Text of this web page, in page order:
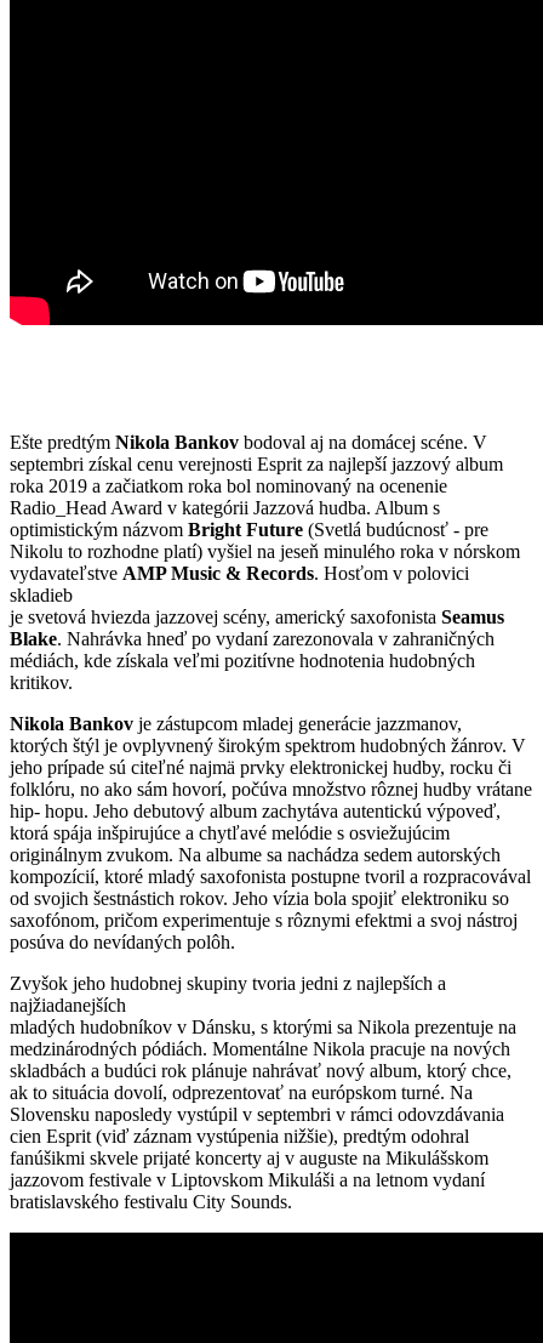
Ešte predtým Nikola Bankov bodoval aj na domácej scéne. V
septembri získal cenu verejnosti Esprit za najlepší jazzový album
roka 2019 a začiatkom roka bol nominovaný na ocenenie
Radio_Head Award v kategórii Jazzová hudba. Album s
optimistickým názvom Bright Future (Svetlá budúcnosť - pre
Nikolu to rozhodne platí) vyšiel na jeseň minulého roka v nórskom
vydavateľstve AMP Music & Records. Hosťom v polovici
skladieb
je svetová hviezda jazzovej scény, americký saxofonista Seamus
Blake. Nahrávka hneď po vydaní zarezonovala v zahraničných
médiách, kde získala veľmi pozitívne hodnotenia hudobných
kritikov.
Nikola Bankov je zástupcom mladej generácie jazzmanov,
ktorých štýl je ovplyvnený širokým spektrom hudobných žánrov. V
jeho prípade sú citeľné najmä prvky elektronickej hudby, rocku či
folklóru, no ako sám hovorí, počúva množstvo rôznej hudby vrátane
hip- hopu. Jeho debutový album zachytáva autentickú výpoveď,
ktorá spája inšpirujúce a chytľavé melódie s osviežujúcim
originálnym zvukom. Na albume sa nachádza sedem autorských
kompozícií, ktoré mladý saxofonista postupne tvoril a rozpracovával
od svojich šestnástich rokov. Jeho vízia bola spojiť elektroniku so
saxofónom, pričom experimentuje s rôznymi efektmi a svoj nástroj
posúva do nevídaných polôh.
Zvyšok jeho hudobnej skupiny tvoria jedni z najlepších a
najžiadanejších
mladých hudobníkov v Dánsku, s ktorými sa Nikola prezentuje na
medzinárodných pódiách. Momentálne Nikola pracuje na nových
skladbách a budúci rok plánuje nahrávať nový album, ktorý chce,
ak to situácia dovolí, odprezentovať na európskom turné. Na
Slovensku naposledy vystúpil v septembri v rámci odovzdávania
cien Esprit (viď záznam vystúpenia nižšie), predtým odohral
fanúšikmi skvele prijaté koncerty aj v auguste na Mikulášskom
jazzovom festivale v Liptovskom Mikuláši a na letnom vydaní
bratislavského festivalu City Sounds.